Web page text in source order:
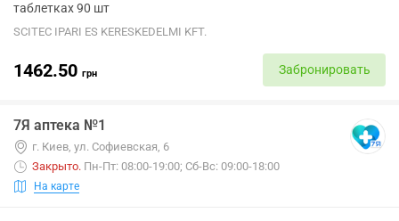
таблетках 90 шт
SCITEC IPARI ES KERESKEDELMI KFT.
1462.50 грн Забронировать
7Я аптека №1
г. Киев, ул. Софиевская, 6
Закрыто. Пн-Пт: 08:00-19:00; Сб-Вс: 09:00-18:00
На карте